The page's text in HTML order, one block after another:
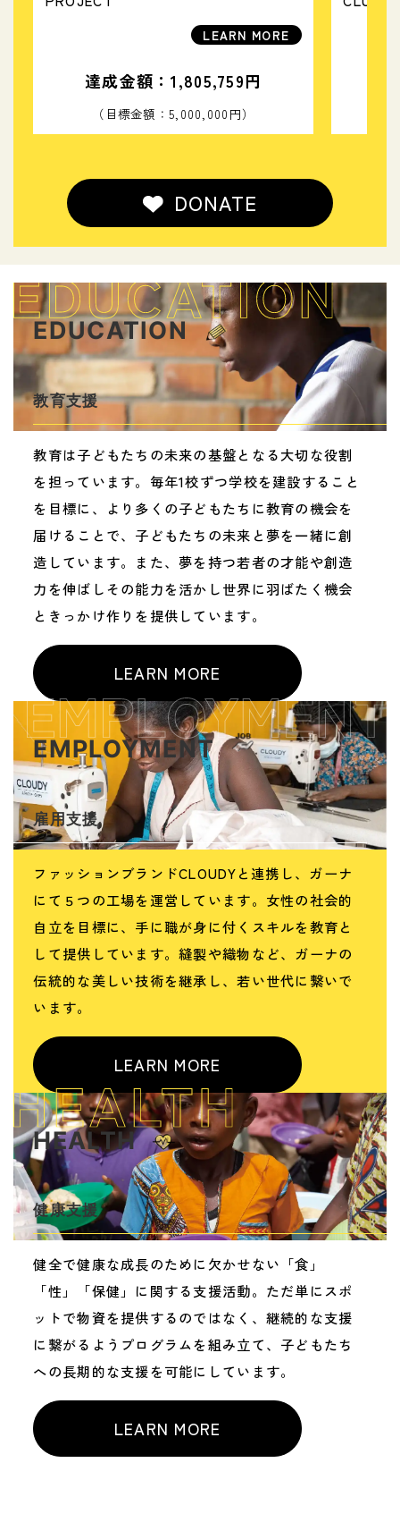
LEARN MORE
達成金額：1,805,759円
（目標金額：5,000,000円）
DONATE
EDUCATION
教育支援
教育は子どもたちの未来の基盤となる大切な役割
を担っています。毎年1校ずつ学校を建設すること
を目標に、より多くの子どもたちに教育の機会を
届けることで、子どもたちの未来と夢を一緒に創
造しています。また、夢を持つ若者の才能や創造
力を伸ばしその能力を活かし世界に羽ばたく機会
ときっかけ作りを提供しています。
LEARN MORE
EMPLOYMENT
雇用支援
ファッションブランドCLOUDYと連携し、ガーナ
にて５つの工場を運営しています。女性の社会的
自立を目標に、手に職が身に付くスキルを教育と
して提供しています。縫製や織物など、ガーナの
伝統的な美しい技術を継承し、若い世代に繋いで
います。
LEARN MORE
HEALTH
健康支援
健全で健康な成長のために欠かせない「食」
「性」「保健」に関する支援活動。ただ単にスポ
ットで物資を提供するのではなく、継続的な支援
に繋がるようプログラムを組み立て、子どもたち
への長期的な支援を可能にしています。
LEARN MORE